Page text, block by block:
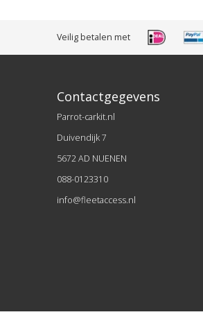
Veilig betalen met
Contactgegevens
Parrot-carkit.nl
Duivendijk 7
5672 AD NUENEN
088-0123310
info@fleetaccess.nl